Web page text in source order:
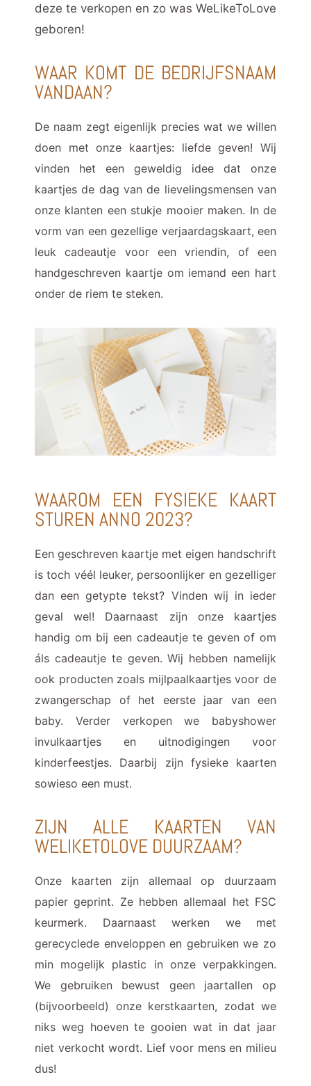
deze te verkopen en zo was WeLikeToLove
geboren!
WAAR KOMT DE BEDRIJFSNAAM
VANDAAN?
De naam zegt eigenlijk precies wat we willen
doen met onze kaartjes: liefde geven! Wij
vinden het een geweldig idee dat onze
kaartjes de dag van de lievelingsmensen van
onze klanten een stukje mooier maken. In de
vorm van een gezellige verjaardagskaart, een
leuk cadeautje voor een vriendin, of een
handgeschreven kaartje om iemand een hart
onder de riem te steken.
WAAROM EEN FYSIEKE KAART
STUREN ANNO 2023?
Een geschreven kaartje met eigen handschrift
is toch véél leuker, persoonlijker en gezelliger
dan een getypte tekst? Vinden wij in ieder
geval wel! Daarnaast zijn onze kaartjes
handig om bij een cadeautje te geven of om
áls cadeautje te geven. Wij hebben namelijk
ook producten zoals mijlpaalkaartjes voor de
zwangerschap of het eerste jaar van een
baby. Verder verkopen we babyshower
invulkaartjes en uitnodigingen voor
kinderfeestjes. Daarbij zijn fysieke kaarten
sowieso een must.
ZIJN ALLE KAARTEN VAN
WELIKETOLOVE DUURZAAM?
Onze kaarten zijn allemaal op duurzaam
papier geprint. Ze hebben allemaal het FSC
keurmerk. Daarnaast werken we met
gerecyclede enveloppen en gebruiken we zo
min mogelijk plastic in onze verpakkingen.
We gebruiken bewust geen jaartallen op
(bijvoorbeeld) onze kerstkaarten, zodat we
niks weg hoeven te gooien wat in dat jaar
niet verkocht wordt. Lief voor mens en milieu
dus!